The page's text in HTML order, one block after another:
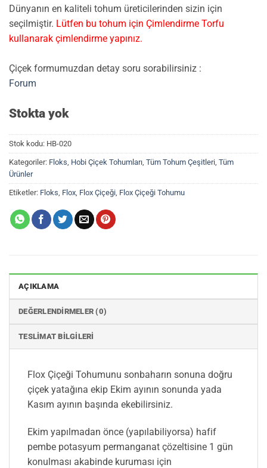
Dünyanın en kaliteli tohum üreticilerinden sizin için
seçilmiştir. Lütfen bu tohum için Çimlendirme Torfu
kullanarak çimlendirme yapınız.
Çiçek formumuzdan detay soru sorabilirsiniz :
Forum
Stokta yok
Stok kodu: HB-020
Kategoriler: Floks Hobi Çiçek Tohumları Tüm Tohum Çeşitleri Tüm
Ürünler
Etiketler: Floks Flox Flox Çiçeği Flox Çiçeği Tohumu
AÇIKLAMA
DEĞERLENDIRMELER (0)
TESLIMAT BILGILERI
Flox Çiçeği Tohumunu sonbaharın sonuna doğru
çiçek yatağına ekip Ekim ayının sonunda yada
Kasım ayının başında ekebilirsiniz.
Ekim yapılmadan önce (yapılabiliyorsa) hafif
pembe potasyum permanganat çözeltisine 1 gün
konulması akabinde kuruması için